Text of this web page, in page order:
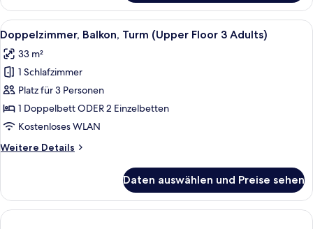
Balkon
(3
Adults)
Alle
Fotos
für
Doppelzimmer,
Balkon,
Turm
(Upper
3
Schreibtisch,
5
Doppelzimmer, Balkon, Turm (Upper Floor 3 Adults)
33 m²
1 Schlafzimmer
Platz für 3 Personen
1 Doppelbett ODER 2 Einzelbetten
Kostenloses WLAN
Weitere Details
Weitere
Balkon,
Turm
(Upper
Daten auswählen und Preise sehen